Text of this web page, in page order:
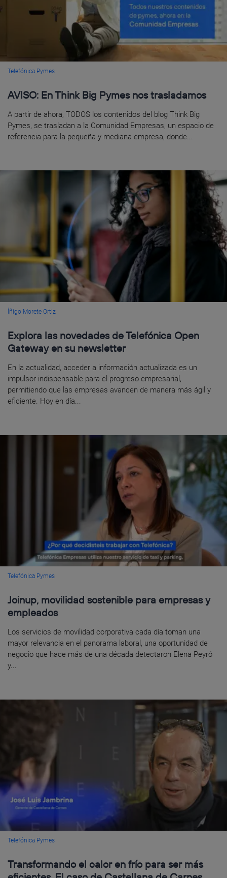
Telefónica Pymes
AVISO: En Think Big Pymes nos trasladamos
A partir de ahora, TODOS los contenidos del blog Think Big
Pymes, se trasladan a la Comunidad Empresas, un espacio de
referencia para la pequeña y mediana empresa, donde...
Íñigo Morete Ortiz
Explora las novedades de Telefónica Open
Gateway en su newsletter
En la actualidad, acceder a información actualizada es un
impulsor indispensable para el progreso empresarial,
permitiendo que las empresas avancen de manera más ágil y
eficiente. Hoy en día...
Telefónica Pymes
Joinup, movilidad sostenible para empresas y
empleados
Los servicios de movilidad corporativa cada día toman una
mayor relevancia en el panorama laboral, una oportunidad de
negocio que hace más de una década detectaron Elena Peyró
y...
Telefónica Pymes
Transformando el calor en frío para ser más